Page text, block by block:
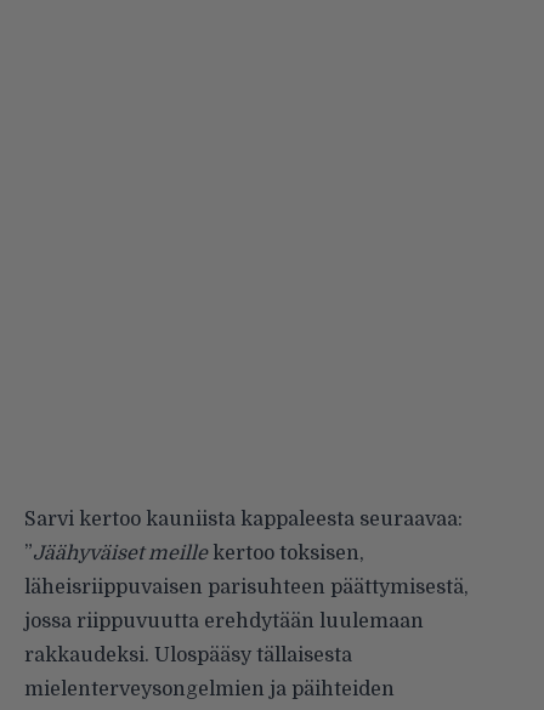
Sarvi kertoo kauniista kappaleesta seuraavaa:
”Jäähyväiset meillekertoo toksisen,
läheisriippuvaisen parisuhteen päättymisestä,
jossa riippuvuutta erehdytään luulemaan
rakkaudeksi. Ulospääsy tällaisesta
mielenterveysongelmien ja päihteiden